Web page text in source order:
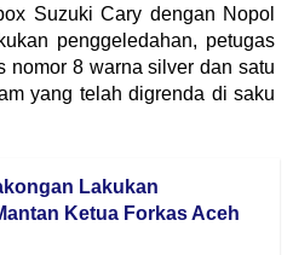
Suzuki Cary dengan Nopol
penggeledahan, petugas
nomor 8 warna silver dan satu
yang telah digrenda di saku
Lakukan
Ketua Forkas Aceh